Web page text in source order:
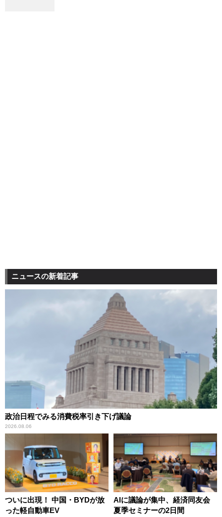
ニュースの新着記事
政治日程でみる消費税率引き下げ議論
2026.08.06
ついに出現！ 中国・BYDが放
った軽自動車EV
AIに議論が集中、経済同友会
夏季セミナーの2日間